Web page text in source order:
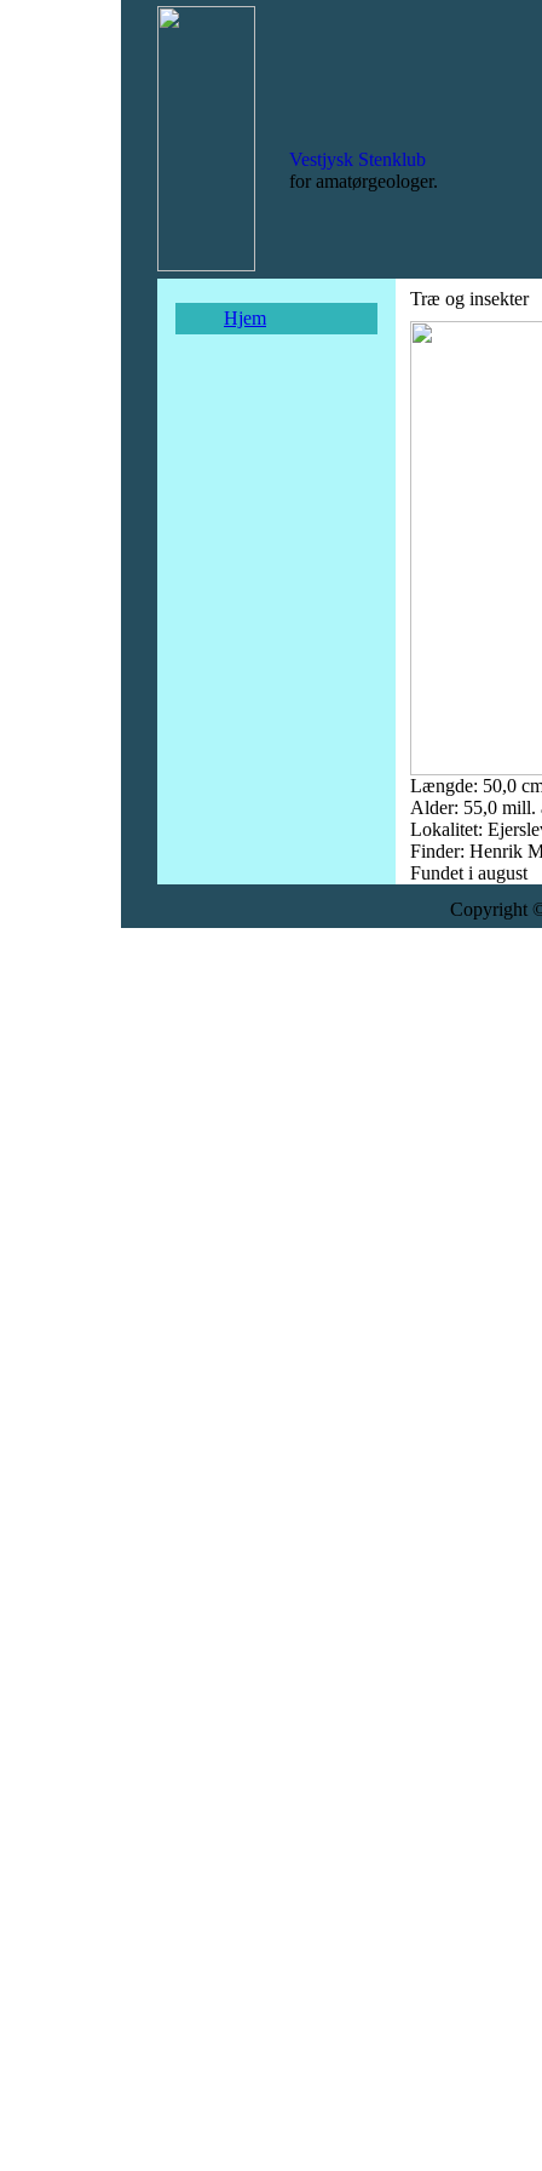
Vestjysk Stenklub
for amatørgeologer.
Hjem
Træ og insekter
Længde: 50,0
Alder: 55,0 mill.
Lokalitet:
Finder: Henrik
Fundet i august
Copyright